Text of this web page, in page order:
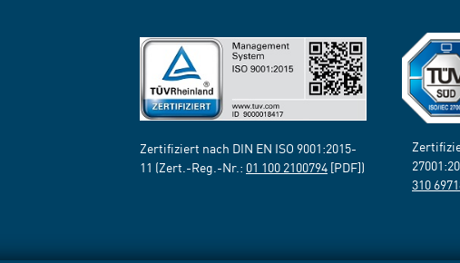
Zertifiziert nach DIN EN ISO 9001:2015-
11 (Zert.-Reg.-Nr.: 01 100 2100794 [PDF])
310